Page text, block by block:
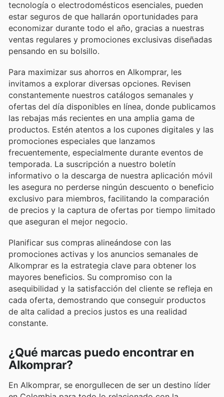
tecnología o electrodomésticos esenciales, pueden
estar seguros de que hallarán oportunidades para
economizar durante todo el año, gracias a nuestras
ventas regulares y promociones exclusivas diseñadas
pensando en su bolsillo.
Para maximizar sus ahorros en Alkomprar, les
invitamos a explorar diversas opciones. Revisen
constantemente nuestros catálogos semanales y
ofertas del día disponibles en línea, donde publicamos
las rebajas más recientes en una amplia gama de
productos. Estén atentos a los cupones digitales y las
promociones especiales que lanzamos
frecuentemente, especialmente durante eventos de
temporada. La suscripción a nuestro boletín
informativo o la descarga de nuestra aplicación móvil
les asegura no perderse ningún descuento o beneficio
exclusivo para miembros, facilitando la comparación
de precios y la captura de ofertas por tiempo limitado
que aseguran el mejor negocio.
Planificar sus compras alineándose con las
promociones activas y los anuncios semanales de
Alkomprar es la estrategia clave para obtener los
mayores beneficios. Su compromiso con la
asequibilidad y la satisfacción del cliente se refleja en
cada oferta, demostrando que conseguir productos
de alta calidad a precios justos es una realidad
constante.
¿Qué marcas puedo encontrar en
Alkomprar?
En Alkomprar, se enorgullecen de ser un destino líder